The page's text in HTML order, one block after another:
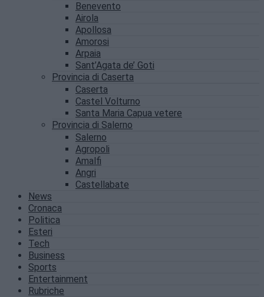
Benevento
Airola
Apollosa
Amorosi
Arpaia
Sant’Agata de’ Goti
Provincia di Caserta
Caserta
Castel Volturno
Santa Maria Capua vetere
Provincia di Salerno
Salerno
Agropoli
Amalfi
Angri
Castellabate
News
Cronaca
Politica
Esteri
Tech
Business
Sports
Entertainment
Rubriche